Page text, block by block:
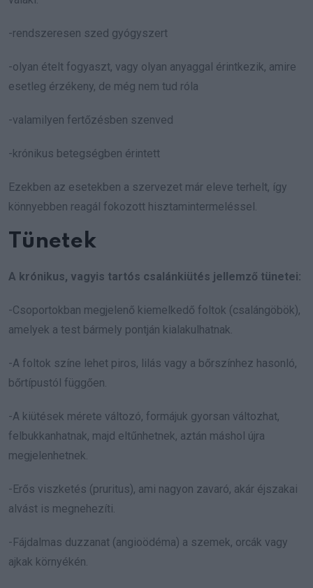
-rendszeresen szed gyógyszert
-olyan ételt fogyaszt, vagy olyan anyaggal érintkezik, amire
esetleg érzékeny, de még nem tud róla
-valamilyen fertőzésben szenved
-krónikus betegségben érintett
Ezekben az esetekben a szervezet már eleve terhelt, így
könnyebben reagál fokozott hisztamintermeléssel.
Tünetek
A krónikus, vagyis tartós csalánkiütés jellemző tünetei:
-Csoportokban megjelenő kiemelkedő foltok (csalángöbök),
amelyek a test bármely pontján kialakulhatnak.
-A foltok színe lehet piros, lilás vagy a bőrszínhez hasonló,
bőrtípustól függően.
-A kiütések mérete változó, formájuk gyorsan változhat,
felbukkanhatnak, majd eltűnhetnek, aztán máshol újra
megjelenhetnek.
-Erős viszketés (pruritus), ami nagyon zavaró, akár éjszakai
alvást is megnehezíti.
-Fájdalmas duzzanat (angioödéma) a szemek, orcák vagy
ajkak környékén.